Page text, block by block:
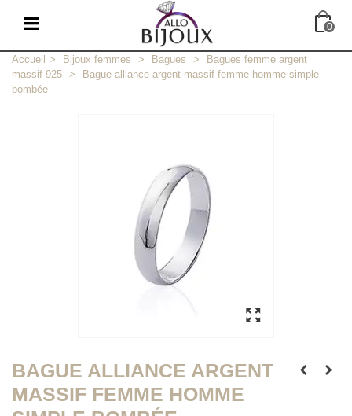
0
Accueil > Bijoux femmes > Bagues >
Bagues femme argent
massif 925 >
Bague alliance argent massif femme homme simple
bombée
BAGUE ALLIANCE ARGENT
MASSIF FEMME HOMME